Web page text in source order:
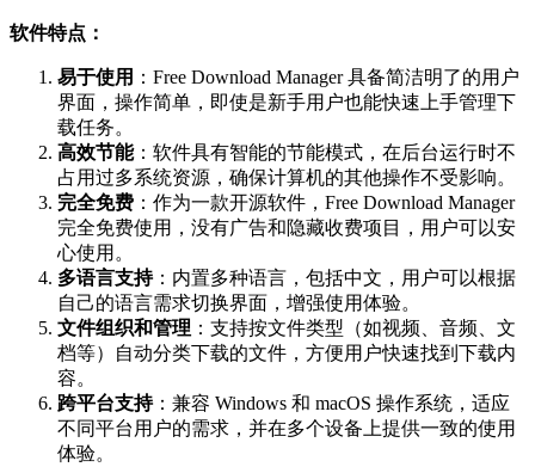
软件特点：
易于使用 ：Free Download Manager 具备简洁明了的用户
界面，操作简单，即使是新手用户也能快速上手管理下
载任务。
高效节能：软件具有智能的节能模式，在后台运行时不
占用过多系统资源，确保计算机的其他操作不受影响。
完全免费 ：作为一款开源软件，Free Download Manager
完全免费使用，没有广告和隐藏收费项目，用户可以安
心使用。
多语言支持：内置多种语言，包括中文，用户可以根据
自己的语言需求切换界面，增强使用体验。
文件组织和管理 ：支持按文件类型（如视频、音频、文
档等）自动分类下载的文件，方便用户快速找到下载内
容。
跨平台支持：兼容 Windows 和 macOS 操作系统，适应
不同平台用户的需求，并在多个设备上提供一致的使用
体验。